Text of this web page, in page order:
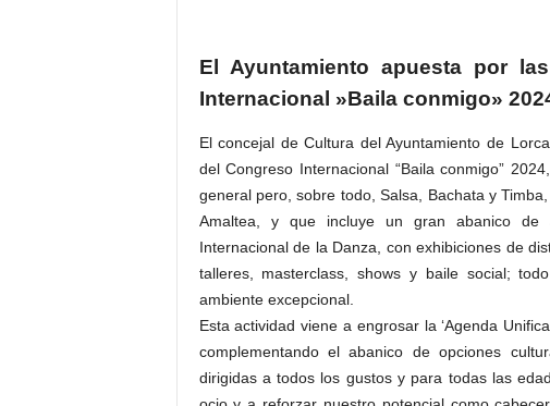
El Ayuntamiento apuesta por
Internacional »Baila conmigo»
El concejal de Cultura del Ayuntamiento de
del Congreso Internacional “Baila conmigo”
general pero, sobre todo, Salsa, Bachata y
Amaltea, y que incluye un gran abanico de
Internacional de la Danza, con exhibiciones de
talleres, masterclass, shows y baile social;
ambiente excepcional.
Esta actividad viene a engrosar la ‘Agenda
complementando el abanico de opciones
dirigidas a todos los gustos y para todas las